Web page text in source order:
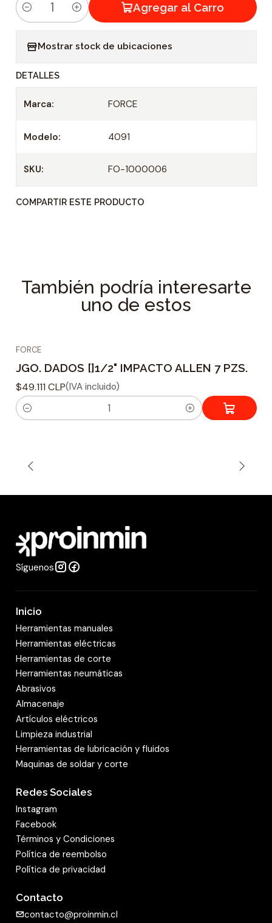
C
Agregar al Carro
Mostrar stock de ubicaciones
DETALLES
Marca: FORCE
Modelo: 4091
SKU: FO-1000006
COMPARTIR ESTE PRODUCTO
También podría interesarte
uno de estos
FORCE
JGO. DADOS []1/2" IMPACTO ALLEN 7 PZS.
$49.111 CLP(IVA incluido)
C
d
Síguenos
Inicio
Herramientas manuales
Herramientas eléctricas
Herramientas de corte
Herramientas neumáticas
Abrasivos
Almacenaje
Artículos eléctricos
Limpieza industrial
Herramientas de lubricación y fluidos
Maquinas de soldar y corte
Redes Sociales
Instagram
Facebook
Términos y Condiciones
Política de reembolso
Política de privacidad
Contacto
contacto@proinmin.cl